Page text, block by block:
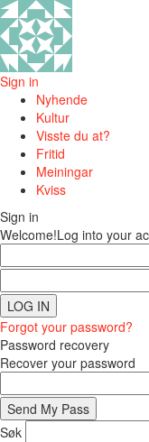
Sign in
Nyhende
Kultur
Visste du at?
Fritid
Meiningar
Kviss
Sign in
Welcome!Log into your
Forgot your password?
Password recovery
Recover your password
Søk